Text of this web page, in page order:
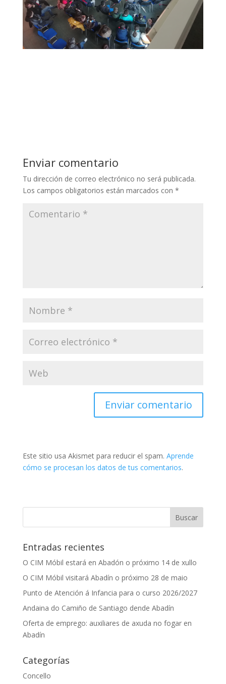
Enviar comentario
Tu dirección de correo electrónico no será publicada.
Los campos obligatorios están marcados con *
Este sitio usa Akismet para reducir el spam. Aprende
cómo se procesan los datos de tus comentarios.
Entradas recientes
O CIM Móbil estará en Abadón o próximo 14 de xullo
O CIM Móbil visitará Abadín o próximo 28 de maio
Punto de Atención á Infancia para o curso 2026/2027
Andaina do Camiño de Santiago dende Abadín
Oferta de emprego: auxiliares de axuda no fogar en
Abadín
Categorías
Concello